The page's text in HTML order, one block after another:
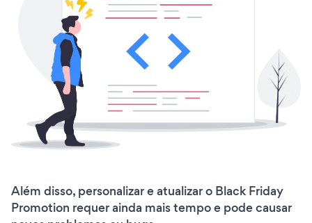
Além disso, personalizar e atualizar o Black Friday
Promotion requer ainda mais tempo e pode causar